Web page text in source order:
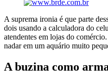
A suprema ironia é que parte
dois usando a calculadora do
atendentes em lojas do
nadar em um aquário muito
A buzina como